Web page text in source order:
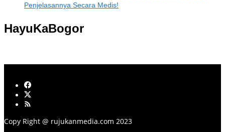
Penjelasannya Secara Medis!
HayuKaBogor
Copy Right @ rujukanmedia.com 2023